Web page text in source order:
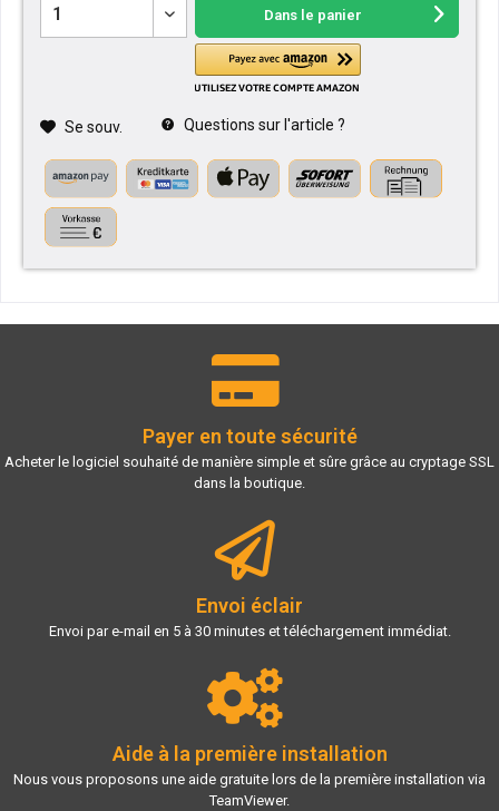
Dans le panier
Se souv. Questions sur l'article ?
Payer en toute sécurité
Acheter le logiciel souhaité de manière simple et sûre grâce au cryptage SSL
dans la boutique.
Envoi éclair
Envoi par e-mail en 5 à 30 minutes et téléchargement immédiat.
Aide à la première installation
Nous vous proposons une aide gratuite lors de la première installation via
TeamViewer.